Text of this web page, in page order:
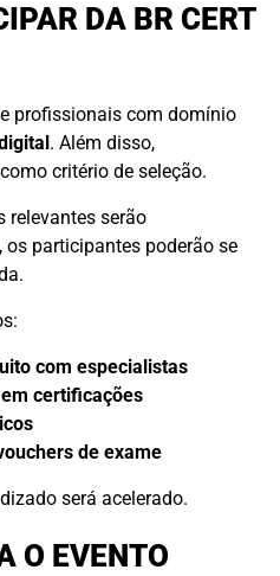
DA BR CERT
profissionais com domínio
. Além disso,
critério de seleção.
relevantes serão
participantes poderão se
com especialistas
certificações
de exame
será acelerado.
O EVENTO